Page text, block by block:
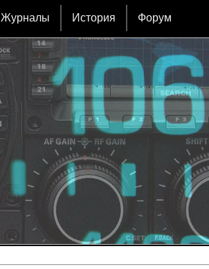
Журналы История Форум